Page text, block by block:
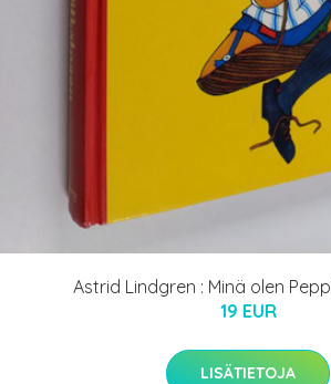
Astrid Lindgren : Minä olen
19 EUR
LISÄTIETOJA